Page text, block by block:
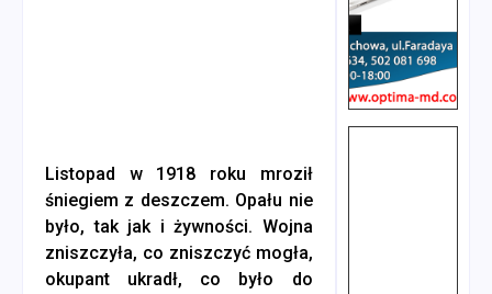
Listopad w 1918 roku mroził
śniegiem z deszczem. Opału nie
było, tak jak i żywności. Wojna
zniszczyła, co zniszczyć mogła,
okupant ukradł, co było do